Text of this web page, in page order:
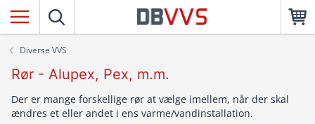
Diverse VVS
Rør - Alupex, Pex, m.m.
Der er mange forskellige rør at vælge imellem, når der skal
ændres et eller andet i ens varme/vandinstallation.